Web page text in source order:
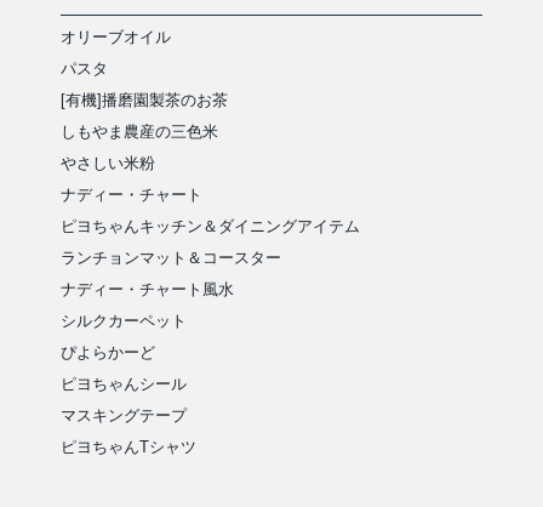
オリーブオイル
パスタ
[有機]播磨園製茶のお茶
しもやま農産の三色米
やさしい米粉
ナディー・チャート
ピヨちゃんキッチン＆ダイニングアイテム
ランチョンマット＆コースター
ナディー・チャート風水
シルクカーペット
ぴよらかーど
ピヨちゃんシール
マスキングテープ
ピヨちゃんTシャツ